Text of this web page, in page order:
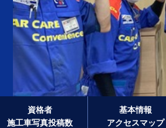
資格者
施工車写真投稿数
基本情報
アクセスマップ